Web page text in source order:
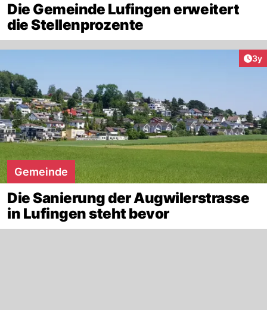
Die Gemeinde Lufingen erweitert
die Stellenprozente
3y
Gemeinde
Die Sanierung der Augwilerstrasse
in Lufingen steht bevor